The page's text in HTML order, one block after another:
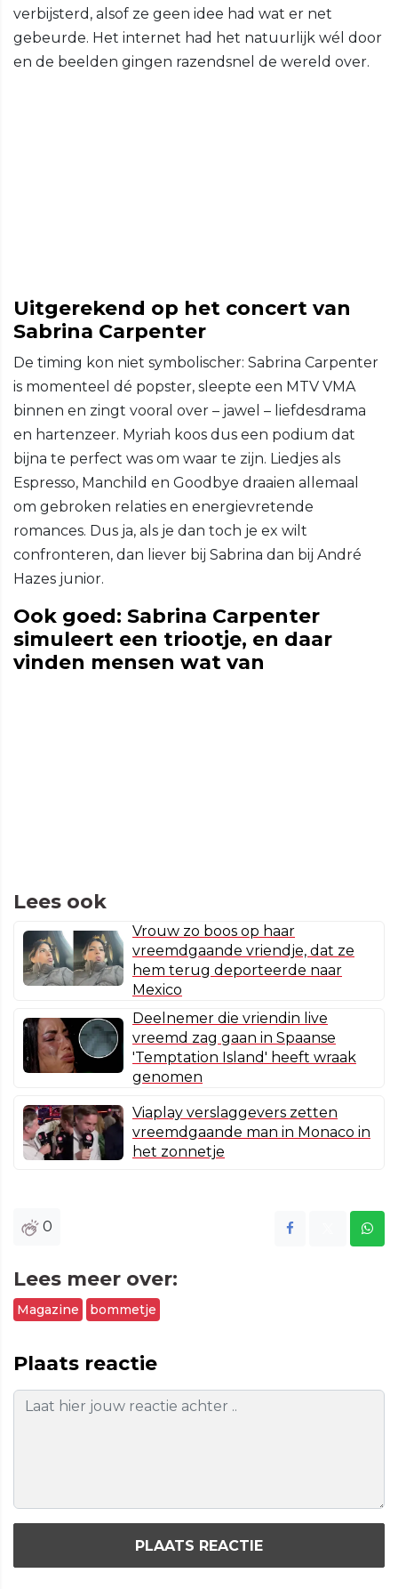
verbijsterd, alsof ze geen idee had wat er net
gebeurde. Het internet had het natuurlijk wél door
en de beelden gingen razendsnel de wereld over.
Uitgerekend op het concert van
Sabrina Carpenter
De timing kon niet symbolischer: Sabrina Carpenter
is momenteel dé popster, sleepte een MTV VMA
binnen en zingt vooral over – jawel – liefdesdrama
en hartenzeer. Myriah koos dus een podium dat
bijna te perfect was om waar te zijn. Liedjes als
Espresso, Manchild en Goodbye draaien allemaal
om gebroken relaties en energievretende
romances. Dus ja, als je dan toch je ex wilt
confronteren, dan liever bij Sabrina dan bij André
Hazes junior.
Ook goed: Sabrina Carpenter
simuleert een triootje, en daar
vinden mensen wat van
Lees ook
Vrouw zo boos op haar
vreemdgaande vriendje, dat ze
hem terug deporteerde naar
Mexico
Deelnemer die vriendin live
vreemd zag gaan in Spaanse
'Temptation Island' heeft wraak
genomen
Viaplay verslaggevers zetten
vreemdgaande man in Monaco in
het zonnetje
0
Lees meer over:
Magazine bommetje
Plaats reactie
PLAATS REACTIE